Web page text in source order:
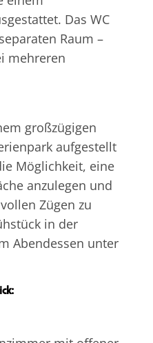
Das WC
Raum –
mehreren
großzügigen
aufgestellt
Möglichkeit, eine
anzulegen und
Zügen zu
in der
Abendessen unter